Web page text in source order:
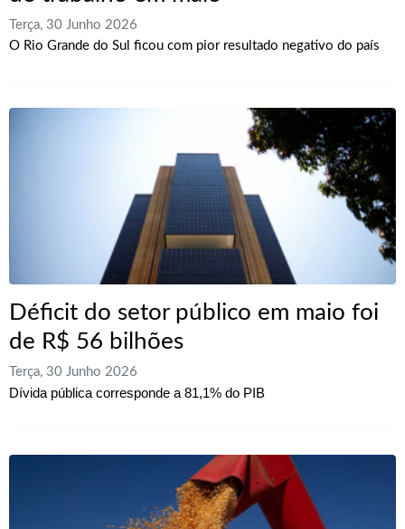
Terça, 30 Junho 2026
O Rio Grande do Sul ficou com pior resultado negativo do país
Déficit do setor público em maio foi
de R$ 56 bilhões
Terça, 30 Junho 2026
Dívida pública corresponde a 81,1% do PIB